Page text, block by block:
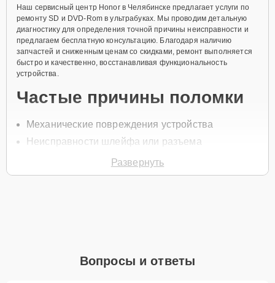
Наш сервисный центр Honor в Челябинске предлагает услуги по
ремонту SD и DVD-Rom в ультрабуках. Мы проводим детальную
диагностику для определения точной причины неисправности и
предлагаем бесплатную консультацию. Благодаря наличию
запчастей и сниженным ценам со скидками, ремонт выполняется
быстро и качественно, восстанавливая функциональность
устройства.
Частые причины поломки
Механические повреждения устройства
Неисправности шлейфа или разъема
Засорение от пыли или грязи
Сбой драйверов
Главные особенности
Развернуть
Вопросы и ответы